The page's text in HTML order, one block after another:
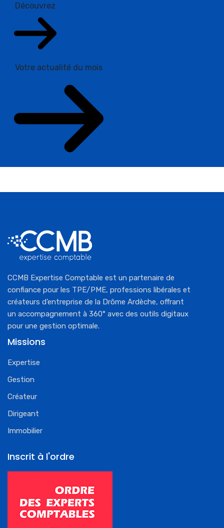
Découvrez
Votre actualité du mois
CCMB Expertise Comptable est un partenaire de
confiance pour les TPE/PME, professions libérales et
créateurs d’entreprise de la Drôme Ardèche, offrant
un accompagnement à 360° avec des outils digitaux
pour une gestion optimale.
Missions
Expertise
Gestion
Créateur
Dirigeant
Immobilier
Inscrit à l'ordre